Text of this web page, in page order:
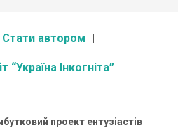
Стати автором
“Україна Інкогніта”
проект ентузіастів